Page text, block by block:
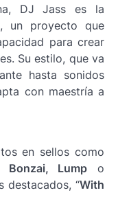
DJ Jass es la
, un proyecto que
para crear
Su estilo, que va
hasta sonidos
con maestría a
en sellos como
Lump o
destacados, “With